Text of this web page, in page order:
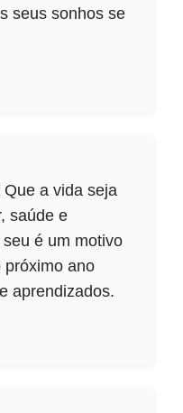
seus sonhos se
a vida seja
saúde e
é um motivo
próximo ano
aprendizados.